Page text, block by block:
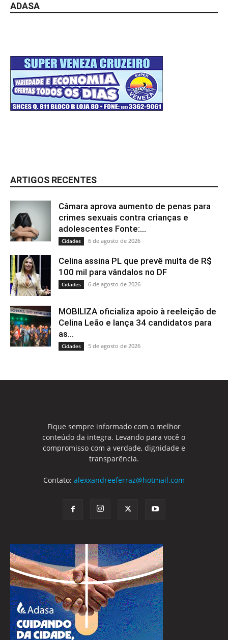
ADASA
ARTIGOS RECENTES
Câmara aprova aumento de penas para
crimes sexuais contra crianças e
adolescentes Fonte:...
Cidades 6 de agosto de 2026
Celina assina PL que prevê multa de R$
100 mil para vândalos no DF
Cidades 6 de agosto de 2026
MOBILIZA oficializa apoio à reeleição de
Celina Leão e lança 34 candidatos para
as...
Cidades 5 de agosto de 2026
Fique sempre informado com o melhor
conteúdo da integra. Levando para você o
compromisso com a verdade, dignidade e
transparência.
Contato: alexxandreeferraz@hotmail.com